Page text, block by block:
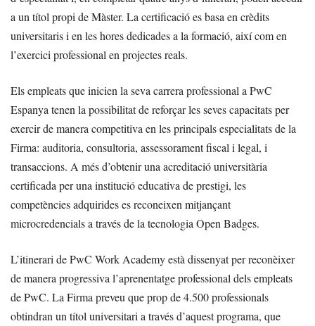
a un títol propi de Màster. La certificació es basa en crèdits
universitaris i en les hores dedicades a la formació, així com en
l’exercici professional en projectes reals.
Els empleats que inicien la seva carrera professional a PwC
Espanya tenen la possibilitat de reforçar les seves capacitats per
exercir de manera competitiva en les principals especialitats de la
Firma: auditoria, consultoria, assessorament fiscal i legal, i
transaccions. A més d’obtenir una acreditació universitària
certificada per una institució educativa de prestigi, les
competències adquirides es reconeixen mitjançant
microcredencials a través de la tecnologia Open Badges.
L’itinerari de PwC Work Academy està dissenyat per reconèixer
de manera progressiva l’aprenentatge professional dels empleats
de PwC. La Firma preveu que prop de 4.500 professionals
obtindran un títol universitari a través d’aquest programa, que